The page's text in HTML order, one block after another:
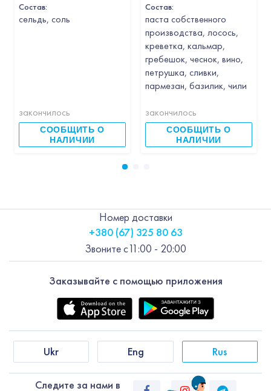
Состав:
cельдь, соль
закончилось
СООБЩИТЬ О
НАЛИЧИИ
Состав:
паста собственного
производства, лосось,
креветка, кальмар,
гребешок, чеснок, вино,
петрушка, сливки,
пармезан, базилик, чили
закончилось
СООБЩИТЬ О
НАЛИЧИИ
Заказывайте с помощью приложения
Следите за нами в
Ukr Eng Rus
Номер доставки
+380 (67) 325 80 63
Звоните с11:00 - 20:00